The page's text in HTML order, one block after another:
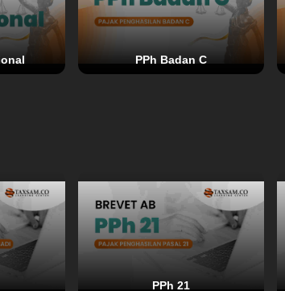
PPh Badan C
PPh 21